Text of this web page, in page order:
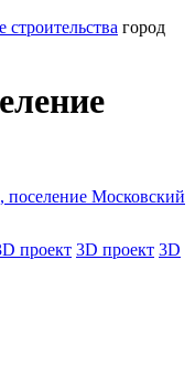
город
проект 3D проект 3D